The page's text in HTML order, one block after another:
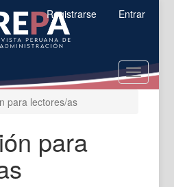
Registrarse Entrar
Toggle
para lectores/as
para